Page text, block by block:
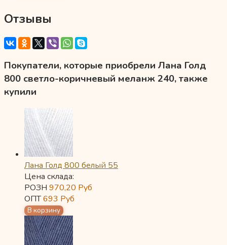
Отзывы
Покупатели, которые приобрели Лана Голд
800 светло-коричневый меланж 240, также
купили
Лана Голд 800 белый 55
Цена склада:
РОЗН 970,20 Руб
ОПТ693 Руб